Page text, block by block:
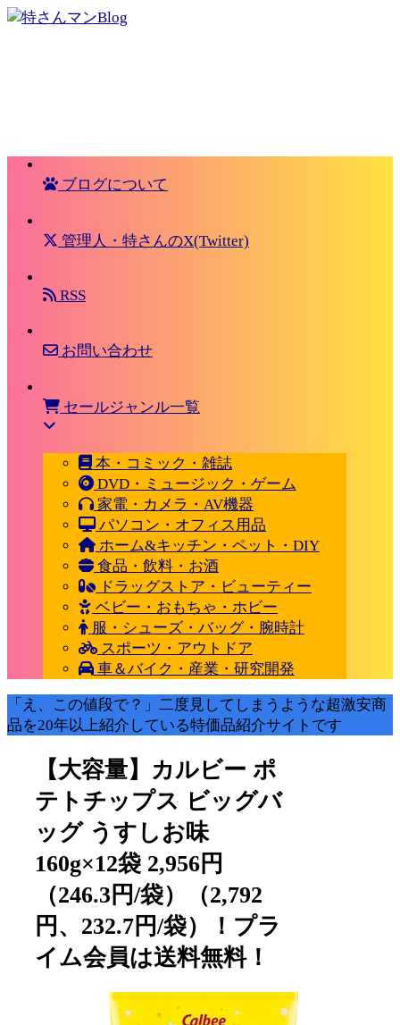
ブログについて
管理人・特さんのX(Twitter)
RSS
お問い合わせ
セールジャンル一覧
本・コミック・雑誌
DVD・ミュージック・ゲーム
家電・カメラ・AV機器
パソコン・オフィス用品
ホーム&キッチン・ペット・DIY
食品・飲料・お酒
ドラッグストア・ビューティー
ベビー・おもちゃ・ホビー
服・シューズ・バッグ・腕時計
スポーツ・アウトドア
車＆バイク・産業・研究開発
「え、この値段で？」二度見してしまうような超激安商
品を20年以上紹介している特価品紹介サイトです
【大容量】カルビー ポ
テトチップス ビッグバ
ッグ うすしお味
160g×12袋 2,956円
（246.3円/袋）（2,792
円、232.7円/袋）！プラ
イム会員は送料無料！